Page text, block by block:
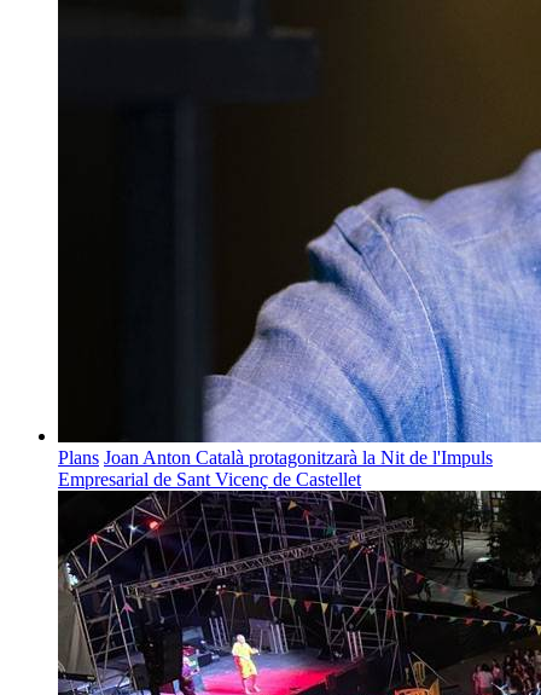
Plans Joan Anton Català protagonitzarà la Nit de l'Impuls
Empresarial de Sant Vicenç de Castellet